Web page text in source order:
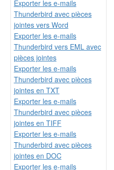
Exporter les e-mails
Thunderbird avec pièces
jointes vers Word
Exporter les e-mails
Thunderbird vers EML avec
pièces jointes
Exporter les e-mails
Thunderbird avec pièces
jointes en TXT
Exporter les e-mails
Thunderbird avec pièces
jointes en TIFF
Exporter les e-mails
Thunderbird avec pièces
jointes en DOC
Exporter les e-mails